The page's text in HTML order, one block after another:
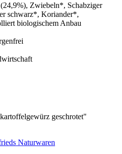
Zwiebeln*, Schabziger
schwarz*, Koriander*,
biologischem Anbau
geschrotet"
Naturwaren